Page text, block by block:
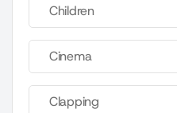
Children
Cinema
Clapping